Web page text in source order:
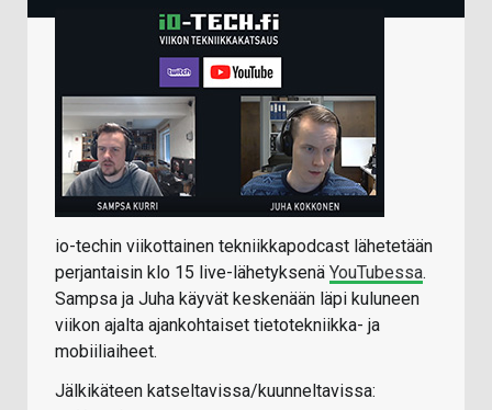
io-techin viikottainen tekniikkapodcast lähetetään
perjantaisin klo 15 live-lähetyksenä YouTubessa.
Sampsa ja Juha käyvät keskenään läpi kuluneen
viikon ajalta ajankohtaiset tietotekniikka- ja
mobiiliaiheet.
Jälkikäteen katseltavissa/kuunneltavissa: